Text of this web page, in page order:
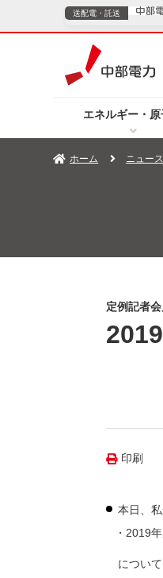
エネルギー・原
送配電・託送
TOPページへ
TOPページへ
ホーム ニュース
定例記者
印刷
本日、私
2019
につい